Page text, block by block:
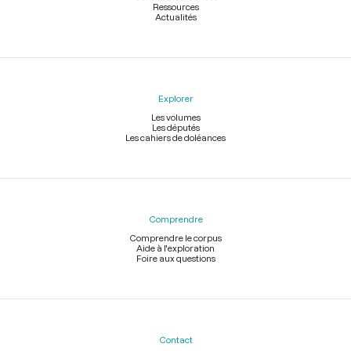
Ressources
Actualités
Explorer
Les volumes
Les députés
Les cahiers de doléances
Comprendre
Comprendre le corpus
Aide à l'exploration
Foire aux questions
Contact